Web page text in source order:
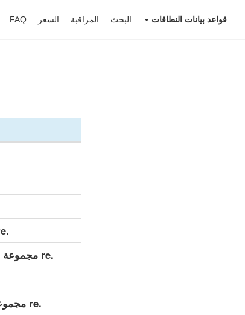
قواعد بيانات النطاقات البحث المراقبة السعر FAQ
.re مجموعة بيانات مفصلة (كامل)
.re مجموعة بيانات مفصلة (التحديث اليومي)
.re مجموعة بيانات مفصلة موسعة (كامل)